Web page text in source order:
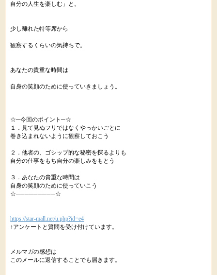
自分の人生を楽しむ」と。
少し離れた特等席から
観察するくらいの気持ちで。
あなたの貴重な時間は
自身の笑顔のために使っていきましょう。
☆─今回のポイント─☆
１．見て見ぬフリではなくやっかいごとに
巻き込まれないように観察しておこう
２．他者の、ゴシップ的な秘密を探るよりも
自分の仕事をもち自分の楽しみをもとう
３．あなたの貴重な時間は
自身の笑顔のために使っていこう
☆─────────☆
https://star-mall.net/u.php?id=e4
↑アンケートと質問を受け付けています。
メルマガの感想は
このメールに返信することでも届きます。